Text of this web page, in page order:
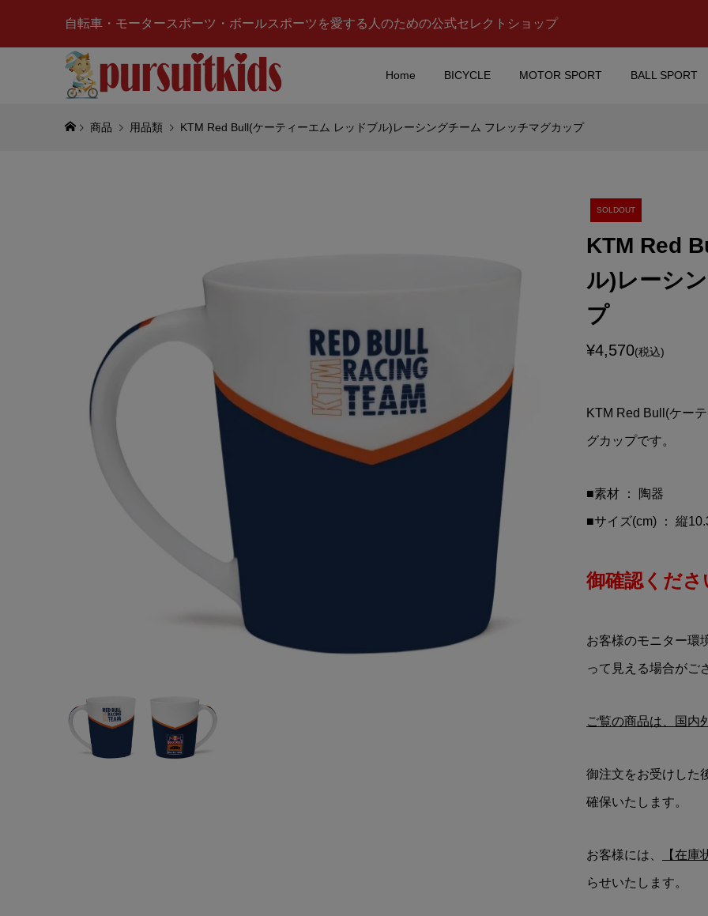
自転車・モータースポーツ・ボールスポーツを愛する人のための公式セレクトショップ
Home BICYCLE MOTOR SPORT BALL SPORT
(税込)
Red Bull KTM RACING
TEAM(レッドブル ケーテ
ーエム レーシングチーム
¥15,000
Takuma Sato(佐藤琢磨)オリ
ジナル フェイスシールド
ブル レーシングチーム)
商品 用品類 KTM Red Bull(ケーティーエム レッドブル)レーシングチーム フレッチマグカップ
SOLDOUT
KTM Red
ル)レーシ
プ
¥4,570(税込)
KTM Red Bull(ケー
グカップです。
■素材 ： 陶器
■サイズ(cm) ： 縦
御確認くだ
お客様のモニター環
って見える場合がご
ご覧の商品は、国内
御注文をお受けした
確保いたします。
お客様には、 【在庫
らせいたします。